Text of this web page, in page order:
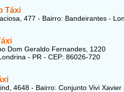
Táxi
477 - Bairro: Bandeirantes -
Dom Geraldo Fernandes, 1220
- PR - CEP: 86026-720
4648 - Bairro: Conjunto Vivi